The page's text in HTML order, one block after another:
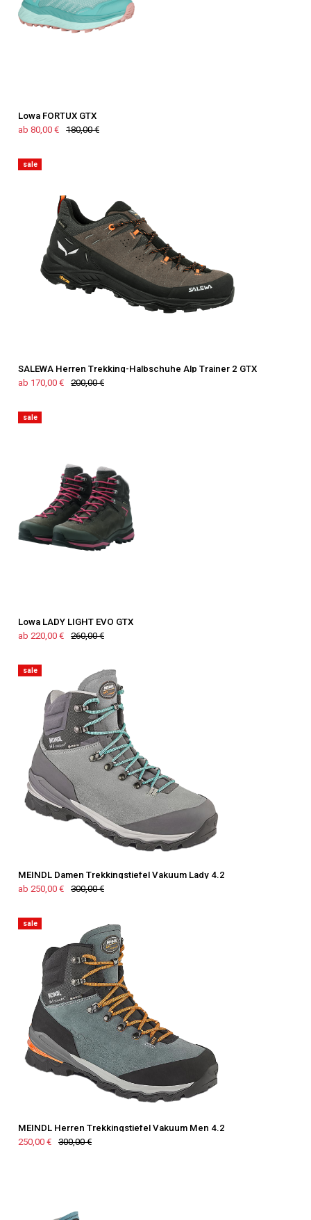
Lowa FORTUX GTX
ab 80,00 €
180,00 €
sale
SALEWA Herren Trekking-Halbschuhe Alp Trainer 2 GTX
ab 170,00 €
200,00 €
sale
Lowa LADY LIGHT EVO GTX
ab 220,00 €
260,00 €
sale
MEINDL Damen Trekkingstiefel Vakuum Lady 4.2
ab 250,00 €
300,00 €
sale
MEINDL Herren Trekkingstiefel Vakuum Men 4.2
250,00 €
300,00 €